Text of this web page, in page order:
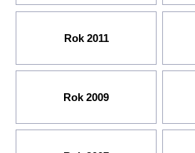
Rok 2011
Rok 2009